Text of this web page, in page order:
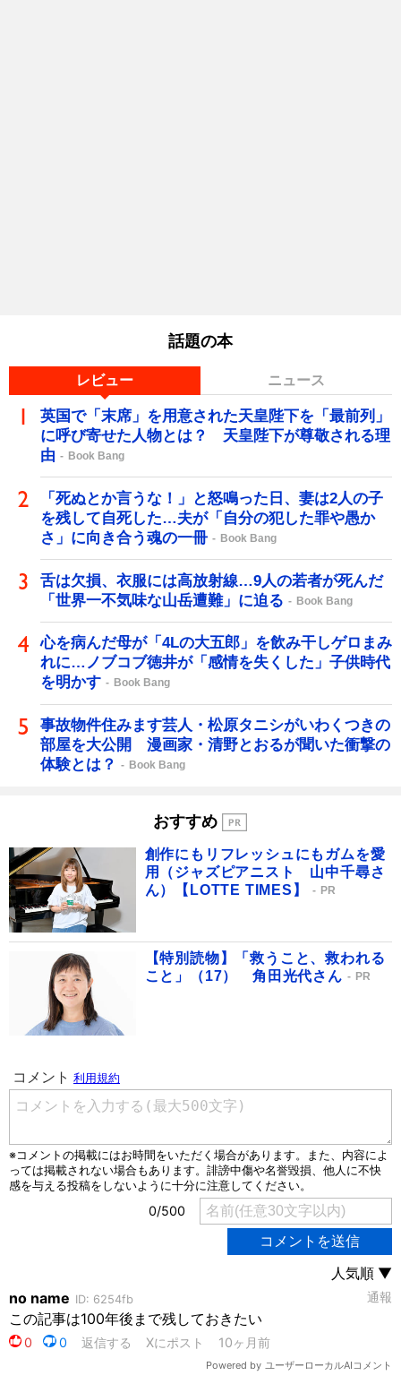
話題の本
レビュー ニュース
英国で「末席」を用意された天皇陛下を「最前列」
に呼び寄せた人物とは？ 天皇陛下が尊敬される理
由
Book Bang
「死ぬとか言うな！」と怒鳴った日、妻は2人の子
を残して自死した…夫が「自分の犯した罪や愚か
さ」に向き合う魂の一冊
Book Bang
舌は欠損、衣服には高放射線…9人の若者が死んだ
「世界一不気味な山岳遭難」に迫る
Book Bang
心を病んだ母が「4Lの大五郎」を飲み干しゲロまみ
れに…ノブコブ徳井が「感情を失くした」子供時代
を明かす
Book Bang
事故物件住みます芸人・松原タニシがいわくつきの
部屋を大公開 漫画家・清野とおるが聞いた衝撃の
体験とは？
Book Bang
おすすめ
創作にもリフレッシュにもガムを愛
用（ジャズピアニスト 山中千尋さ
ん）【LOTTE TIMES】
PR
【特別読物】「救うこと、救われる
こと」（17） 角田光代さん
PR